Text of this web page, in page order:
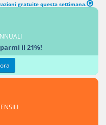
COERENZA)
gratuite questa settimana.
il 21%!